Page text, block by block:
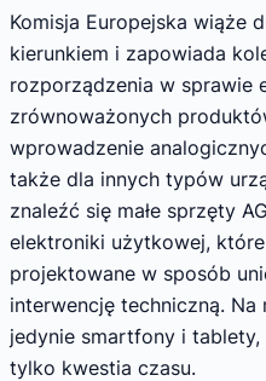
Komisja Europejska wiąże
kierunkiem i zapowiada
rozporządzenia w sprawie
zrównoważonych
wprowadzenie
także dla innych typów
znaleźć się małe sprzęty
elektroniki użytkowej,
projektowane w sposób
interwencję techniczną.
jedynie smartfony i
tylko kwestia czasu.